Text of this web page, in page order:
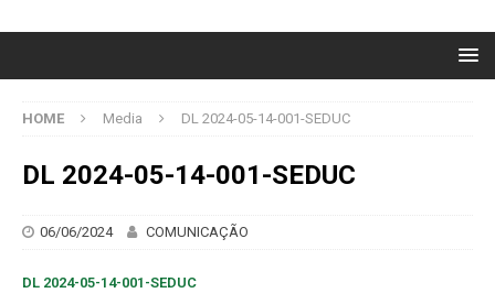
HOME Media DL 2024-05-14-001-SEDUC
DL 2024-05-14-001-SEDUC
06/06/2024 COMUNICAÇÃO
DL 2024-05-14-001-SEDUC